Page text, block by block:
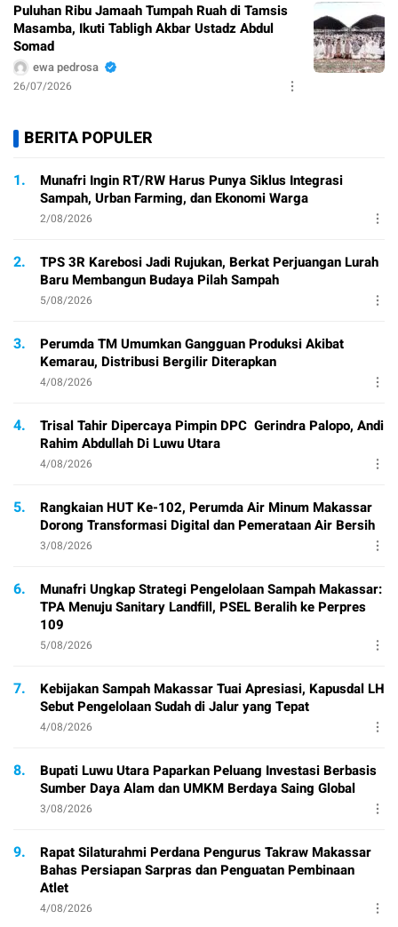
Puluhan Ribu Jamaah Tumpah Ruah di Tamsis
Masamba, Ikuti Tabligh Akbar Ustadz Abdul
Somad
ewa pedrosa
26/07/2026
BERITA POPULER
1.
Munafri Ingin RT/RW Harus Punya Siklus Integrasi
Sampah, Urban Farming, dan Ekonomi Warga
2/08/2026
2.
TPS 3R Karebosi Jadi Rujukan, Berkat Perjuangan Lurah
Baru Membangun Budaya Pilah Sampah
5/08/2026
3.
Perumda TM Umumkan Gangguan Produksi Akibat
Kemarau, Distribusi Bergilir Diterapkan
4/08/2026
4.
Trisal Tahir Dipercaya Pimpin DPC Gerindra Palopo, Andi
Rahim Abdullah Di Luwu Utara
4/08/2026
5.
Rangkaian HUT Ke-102, Perumda Air Minum Makassar
Dorong Transformasi Digital dan Pemerataan Air Bersih
3/08/2026
6.
Munafri Ungkap Strategi Pengelolaan Sampah Makassar:
TPA Menuju Sanitary Landfill, PSEL Beralih ke Perpres
109
5/08/2026
7.
Kebijakan Sampah Makassar Tuai Apresiasi, Kapusdal LH
Sebut Pengelolaan Sudah di Jalur yang Tepat
4/08/2026
8.
Bupati Luwu Utara Paparkan Peluang Investasi Berbasis
Sumber Daya Alam dan UMKM Berdaya Saing Global
3/08/2026
9.
Rapat Silaturahmi Perdana Pengurus Takraw Makassar
Bahas Persiapan Sarpras dan Penguatan Pembinaan
Atlet
4/08/2026